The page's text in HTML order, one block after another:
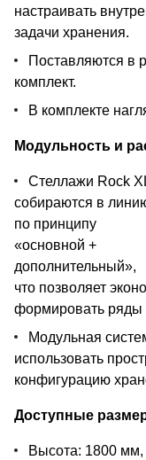
настраивать
задачи хранения.
Поставляются в
комплект.
В комплекте
Модульность и
Стеллажи Rock
собираются в
по принципу
«основной +
дополнительный»,
что позволяет
формировать ряды
Модульная
использовать
конфигурацию
Доступные
Высота: 1800